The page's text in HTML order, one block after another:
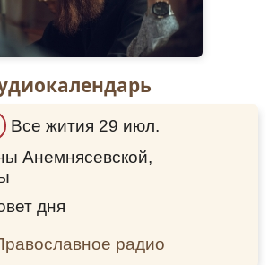
Все жития 29 июл.
Анемнясевской,
дня
радио